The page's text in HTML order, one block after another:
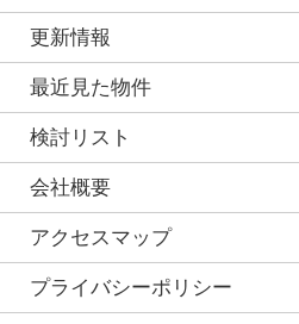
更新情報
最近見た物件
検討リスト
会社概要
アクセスマップ
プライバシーポリシー